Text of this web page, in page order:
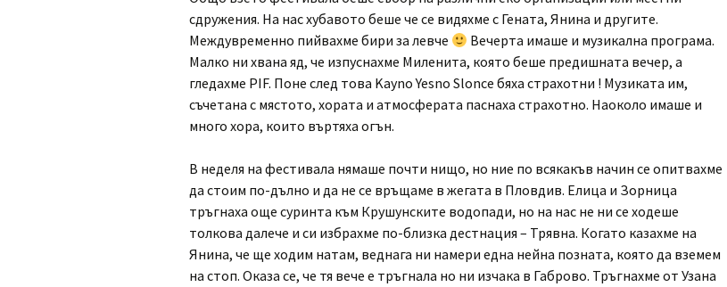
сдружения. На нас хубавото беше че се видяхме с Гената, Янина и другите.
Междувременно пийвахме бири за левче
Вечерта имаше и музикална програма.
Малко ни хвана яд, че изпуснахме Миленита, която беше предишната вечер, а
гледахме PIF. Поне след това Kayno Yesno Slonce бяха страхотни ! Музиката им,
съчетана с мястото, хората и атмосферата паснаха страхотно. Наоколо имаше и
много хора, които въртяха огън.
В неделя на фестивала нямаше почти нищо, но ние по всякакъв начин се опитвахме
да стоим по-дълно и да не се връщаме в жегата в Пловдив. Елица и Зорница
тръгнаха още суринта към Крушунските водопади, но на нас не ни се ходеше
толкова далече и си избрахме по-близка дестнация – Трявна. Когато казахме на
Янина, че ще ходим натам, веднага ни намери една нейна позната, която да вземем
на стоп. Оказа се, че тя вече е тръгнала но ни изчака в Габрово. Тръгнахме от Узана